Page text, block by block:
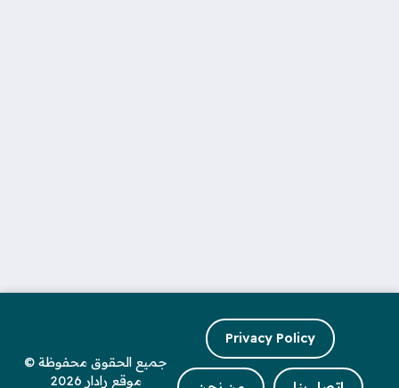
Privacy Policy
جميع الحقوق محفوظة ©
موقع رادار 2026